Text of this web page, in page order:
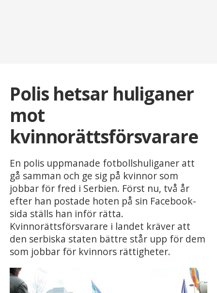
Polis hetsar huliganer
mot
kvinnorättsförsvarare
En polis uppmanade fotbollshuliganer att
gå samman och ge sig på kvinnor som
jobbar för fred i Serbien. Först nu, två år
efter han postade hoten på sin Facebook-
sida ställs han inför rätta.
Kvinnorättsförsvarare i landet kräver att
den serbiska staten bättre står upp för dem
som jobbar för kvinnors rättigheter.